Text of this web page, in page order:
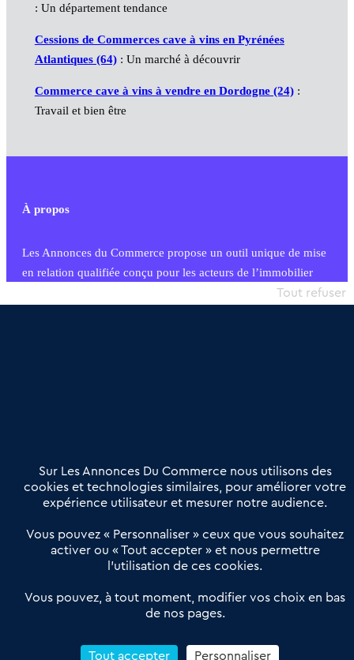
: Un département tendance
Cessions de Commerces cave à vins en Pyrénées
Atlantiques (64): Un marché à découvrir
Commerce cave à vins à vendre en Dordogne (24):
Travail et bien être
À propos
Les Annonces du Commerce propose un outil unique de mise
en relation qualifiée conçu pour les acteurs de l’immobilier
commercial et les collectivités territoriales, simple et intégrant
Offres Pro
Actualités
Qui sommes nous ?
Derniers articles
Réseau 3C : un partenaire national dédié aux transactions
Petitscommerces : Un partenariat au service du commerce de
proximité et des territoires
Reprendre un Restaurant Rapide
Sur Les Annonces Du Commerce nous utilisons des
cookies et technologies similaires, pour améliorer votre
expérience utilisateur et mesurer notre audience.
Vous pouvez « Personnaliser » ceux que vous souhaitez
activer ou « Tout accepter » et nous permettre
l’utilisation de ces cookies.
Vous pouvez, à tout moment, modifier vos choix en bas
de nos pages.
Tout accepter
Tout refuser
Personnaliser